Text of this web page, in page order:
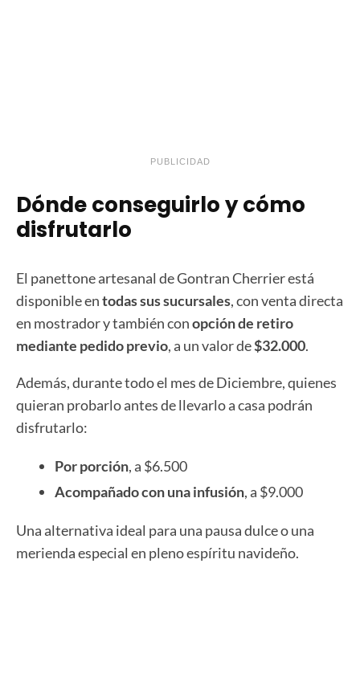
PUBLICIDAD
Dónde conseguirlo y cómo
disfrutarlo
El panettone artesanal de Gontran Cherrier está
disponible entodas sus sucursales, con venta directa
en mostrador y también conopción de retiro
mediante pedido previo, a un valor de$32.000.
Además, durante todo el mes de Diciembre, quienes
quieran probarlo antes de llevarlo a casa podrán
disfrutarlo:
Por porción, a $6.500
Acompañado con una infusión, a $9.000
Una alternativa ideal para una pausa dulce o una
merienda especial en pleno espíritu navideño.